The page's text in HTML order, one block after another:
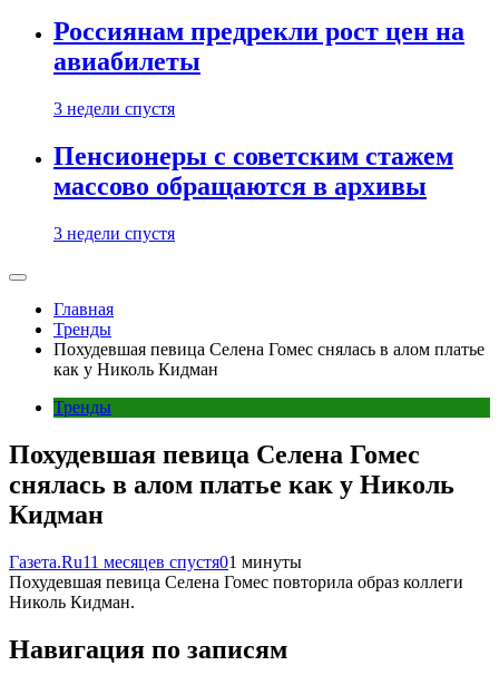
Россиянам предрекли рост цен на
авиабилеты
3 недели спустя
Пенсионеры с советским стажем
массово обращаются в архивы
3 недели спустя
Главная
Тренды
Похудевшая певица Селена Гомес снялась в алом платье
как у Николь Кидман
Тренды
Похудевшая певица Селена Гомес
снялась в алом платье как у Николь
Кидман
Газета.Ru11 месяцев спустя01 минуты
Похудевшая певица Селена Гомес повторила образ коллеги
Николь Кидман.
Навигация по записям